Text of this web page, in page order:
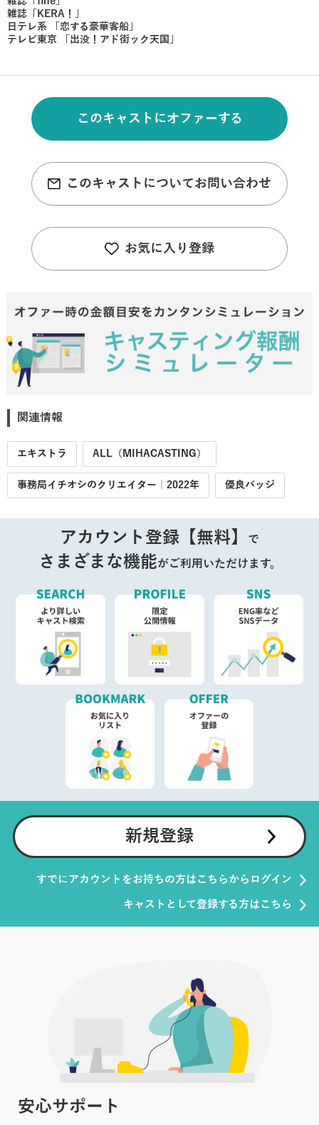
雑誌「KERA！」
日テレ系 「恋する豪華客船」
テレビ東京 「出没！アド街ック天国」
このキャストにオファーする
このキャストについてお問い合わせ
お気に入り登録
関連情報
エキストラ ALL（MIHACASTING）
事務局イチオシのクリエイター｜2022年 優良バッジ
アカウント登録【無料】 で
さまざまな機能がご利用いただけます。
新規登録
すでにアカウントをお持ちの方はこちらからログイン
キャストとして登録する方はこちら
安心サポート